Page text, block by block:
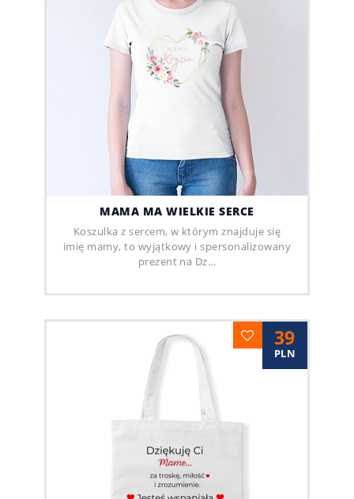
MAMA MA WIELKIE SERCE
Koszulka z sercem, w którym znajduje się
imię mamy, to wyjątkowy i spersonalizowany
prezent na Dz...
39
PLN